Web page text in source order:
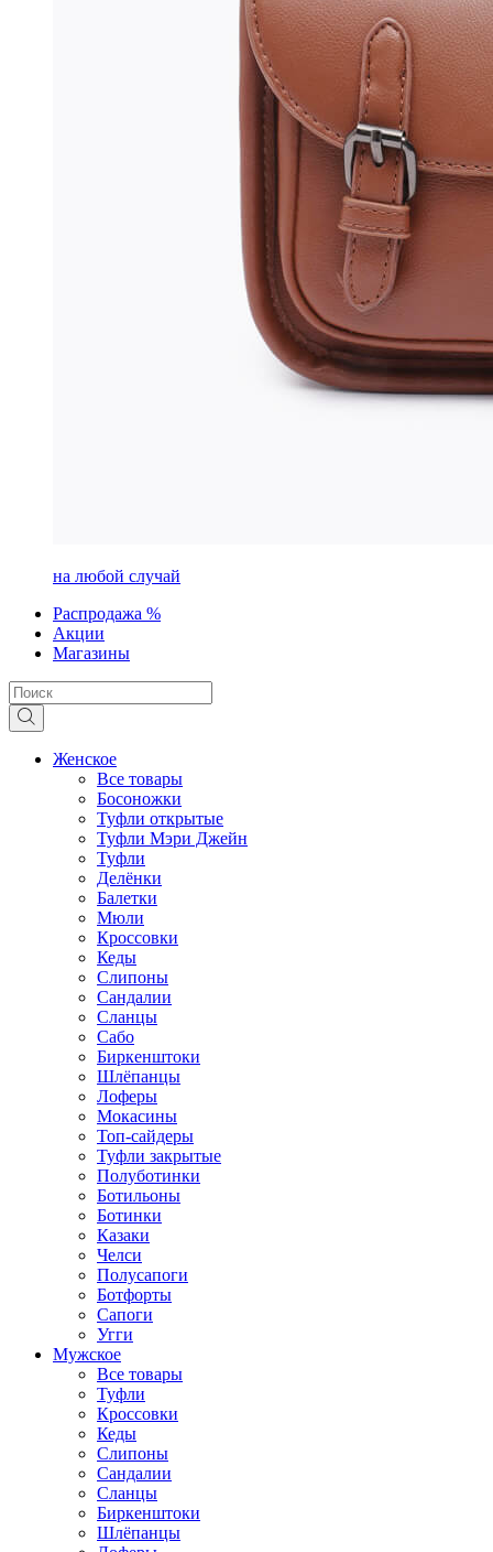
на любой случай
Распродажа %
Акции
Магазины
Женское
Все товары
Босоножки
Туфли открытые
Туфли Мэри Джейн
Туфли
Делёнки
Балетки
Мюли
Кроссовки
Кеды
Слипоны
Сандалии
Сланцы
Сабо
Биркенштоки
Шлёпанцы
Лоферы
Мокасины
Топ-сайдеры
Туфли закрытые
Полуботинки
Ботильоны
Ботинки
Казаки
Челси
Полусапоги
Ботфорты
Сапоги
Угги
Мужское
Все товары
Туфли
Кроссовки
Кеды
Слипоны
Сандалии
Сланцы
Биркенштоки
Шлёпанцы